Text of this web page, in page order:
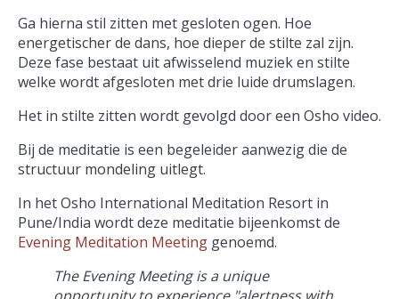
Ga hierna stil zitten met gesloten ogen. Hoe
energetischer de dans, hoe dieper de stilte zal zijn.
Deze fase bestaat uit afwisselend muziek en stilte
welke wordt afgesloten met drie luide drumslagen.
Het in stilte zitten wordt gevolgd door een Osho video.
Bij de meditatie is een begeleider aanwezig die de
structuur mondeling uitlegt.
In het Osho International Meditation Resort in
Pune/India wordt deze meditatie bijeenkomst de
Evening Meditation Meeting genoemd.
The Evening Meeting is a unique